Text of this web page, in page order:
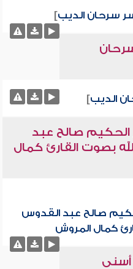
سرحان الديب]
الديب]
الحكيم صالح عبد
بصوت القارئ كمال
صالح عبد القدوس
كمال المروش
أسنى